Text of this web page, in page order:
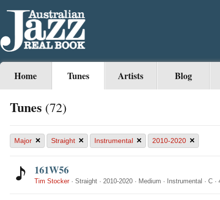
Home Tunes Artists Blog
Tunes (72)
Major × Straight × Instrumental × 2010-2020 ×
161W56
Tim Stocker· Straight · 2010-2020 · Medium · Instrumental · C ·